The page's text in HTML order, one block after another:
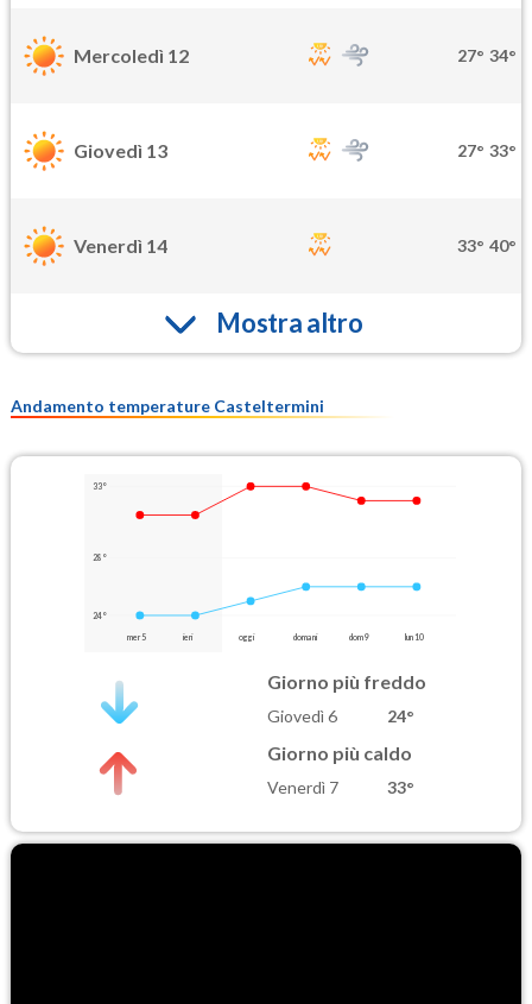
Mercoledì 12 27° 34°
Giovedì 13 27° 33°
Venerdì 14 33° 40°
Mostra altro
Andamento temperature Casteltermini
33°
28°
24°
mer 5 ieri oggi domani dom 9 lun 10
Giorno più freddo
Giovedì 6 24°
Giorno più caldo
Venerdì 7 33°